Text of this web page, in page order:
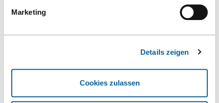
Marketing
Details zeigen
Cookies zulassen